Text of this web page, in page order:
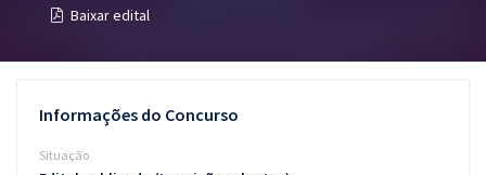
Graduação
OAB
Mentorias
Baixar edital
Informações do Concurso
Situação